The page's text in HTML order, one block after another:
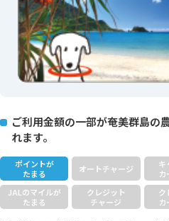
ご利用金額の一部が奄美群島の
れます。
ポイントが
たまる
オートチャージ
キ
カ
JALのマイルが
たまる
クレジット
チャージ
ク
カ